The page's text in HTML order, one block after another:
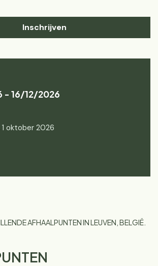
Inschrijven
- 16/12/2026
oktober 2026
AFHAALPUNTEN IN LEUVEN, BELGIË.